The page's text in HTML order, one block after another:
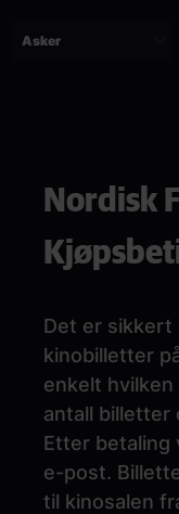
Nordisk
Det er sikkert
kinobilletter
enkelt
antall billetter
Etter betaling
e-post.
til kinosalen